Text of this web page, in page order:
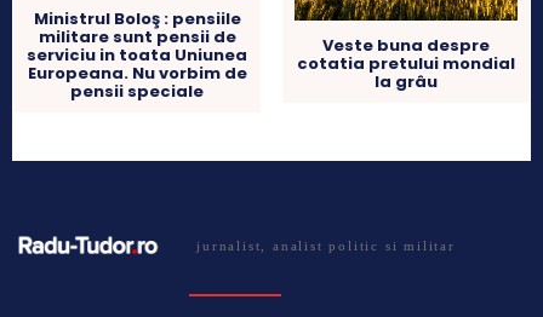
Ministrul Boloş : pensiile
militare sunt pensii de
serviciu in toata Uniunea
Europeana. Nu vorbim de
pensii speciale
Veste buna despre
cotatia pretului mondial
la grâu
jurnalist, analist politic si militar